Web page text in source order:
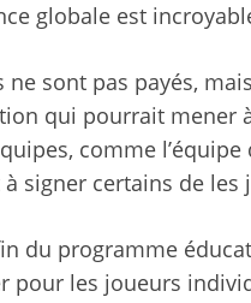
globale est
ne sont pas payés,
qui pourrait mener
comme
signer certains de les
du programme
pour les joueurs